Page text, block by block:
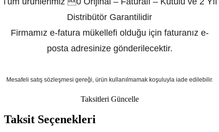
Distribütör Garantilidir
Firmamız e-fatura mükellefi olduğu için faturanız e-
posta adresinize gönderilecektir.
Mesafeli satış sözleşmesi gereği, ürün kullanılmamak koşuluyla iade edilebilir.
Taksitleri Güncelle
Taksit Seçenekleri